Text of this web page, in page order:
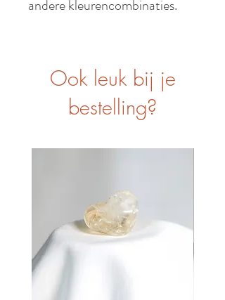
andere kleurencombinaties.
Ook leuk bij je
bestelling?